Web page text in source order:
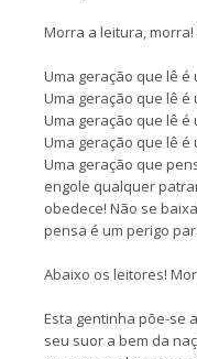
Morra a leitura, morra!
Uma geração que lê
Uma geração que lê
Uma geração que lê
Uma geração que lê é
Uma geração que
engole qualquer
obedece! Não se
pensa é um perigo
Abaixo os leitores!
Esta gentinha põe-se
seu suor a bem da